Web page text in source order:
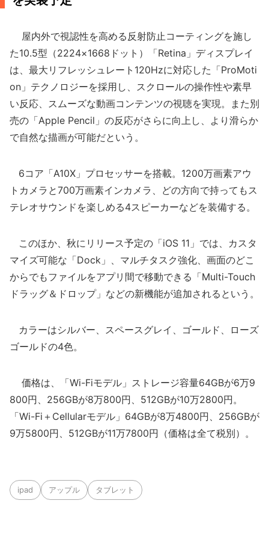
屋内外で視認性を高める反射防止コーティングを施し
た10.5型（2224×1668ドット）「Retina」ディスプレイ
は、最大リフレッシュレート120Hzに対応した「ProMoti
on」テクノロジーを採用し、スクロールの操作性や素早
い反応、スムーズな動画コンテンツの視聴を実現。また別
売の「Apple Pencil」の反応がさらに向上し、より滑らか
で自然な描画が可能だという。
6コア「A10X」プロセッサーを搭載。1200万画素アウ
トカメラと700万画素インカメラ、どの方向で持ってもス
テレオサウンドを楽しめる4スピーカーなどを装備する。
このほか、秋にリリース予定の「iOS 11」では、カスタ
マイズ可能な「Dock」、マルチタスク強化、画面のどこ
からでもファイルをアプリ間で移動できる「Multi-Touch
ドラッグ＆ドロップ」などの新機能が追加されるという。
カラーはシルバー、スペースグレイ、ゴールド、ローズ
ゴールドの4色。
価格は、「Wi-Fiモデル」ストレージ容量64GBが6万9
800円、256GBが8万800円、512GBが10万2800円。
「Wi-Fi＋Cellularモデル」64GBが8万4800円、256GBが
9万5800円、512GBが11万7800円（価格は全て税別）。
ipad アップル タブレット